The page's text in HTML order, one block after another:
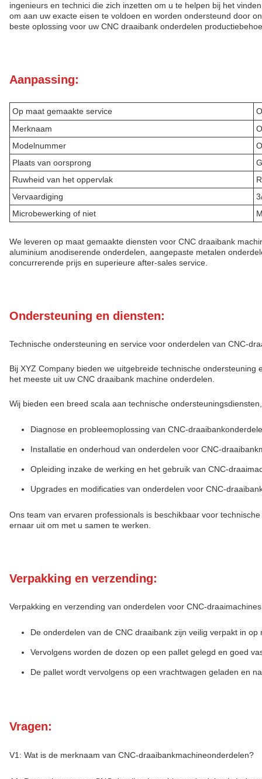
ingenieurs en technici die zich inzetten om u te helpen bij het
om aan uw exacte eisen te voldoen en worden ondersteund door
beste oplossing voor uw CNC draaibank onderdelen
Aanpassing:
Op maat gemaakte service
Merknaam
Modelnummer
Plaats van oorsprong
Ruwheid van het oppervlak
Vervaardiging
Microbewerking of niet
We leveren op maat gemaakte diensten voor CNC draaibank
aluminium anodiserende onderdelen, aangepaste metalen
concurrerende prijs en superieure after-sales service.
Ondersteuning en diensten:
Technische ondersteuning en service voor onderdelen van CNC-
Bij XYZ Company bieden we uitgebreide technische
het meeste uit uw CNC draaibank machine onderdelen.
Wij bieden een breed scala aan technische
Diagnose en probleemoplossing van CNC-
Installatie en onderhoud van onderdelen voor CNC-
Opleiding inzake de werking en het gebruik van CNC-
Upgrades en modificaties van onderdelen voor CNC-
Ons team van ervaren professionals is beschikbaar voor
ernaar uit om met u samen te werken.
Verpakking en verzending:
Verpakking en verzending van onderdelen voor CNC-
De onderdelen van de CNC draaibank zijn veilig verpakt in op
Vervolgens worden de dozen op een pallet gelegd en goed
De pallet wordt vervolgens op een vrachtwagen geladen en
Vragen:
V1: Wat is de merknaam van CNC-draaibankmachineonderdelen?